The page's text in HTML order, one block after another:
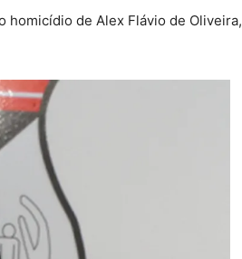
homicídio de Alex Flávio de Oliveira,